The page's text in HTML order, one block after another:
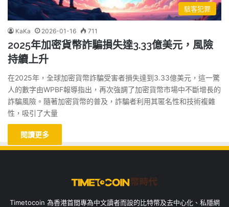
駭客犯罪
KaKa 2026-01-16 711
2025年加密貨幣詐騙損失達3.33億美元，風險
持續上升
在2025年，全球加密貨幣詐騙受害者損失達到3.33億美元，這一驚
人的數字由WPBF報導指出，再次強調了加密貨幣市場中不斷增長的
詐騙風險。隨著加密貨幣的普及，詐騙者利用其匿名性和技術複雜
性，吸引了大量
閱讀更多
Timetocoin 為香港首間專為中文讀者而設的比特幣及去中心化、私隱網